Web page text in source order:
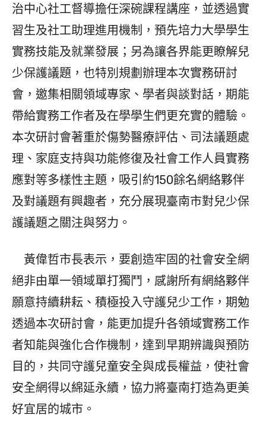
治中心社工督導擔任深碗課程講座，並透過實
習生及社工助理進用機制，預先培力大學學生
實務技能及就業發展；另為讓各界能更瞭解兒
少保護議題，也特別規劃辦理本次實務研討
會，邀集相關領域專家、學者與談對話，期能
帶給實務工作者及在學學生們更充實的體驗。
本次研討會著重於傷勢醫療評估、司法議題處
理、家庭支持與功能修復及社會工作人員實務
應對等多樣性主題，吸引約150餘名網絡夥伴
及對議題有興趣者，充分展現臺南市對兒少保
護議題之關注與努力。
黃偉哲市長表示，要創造牢固的社會安全網
絕非由單一領域單打獨鬥，感謝所有網絡夥伴
願意持續耕耘、積極投入守護兒少工作，期勉
透過本次研討會，能更加提升各領域實務工作
者知能與強化合作機制，達到早期辨識與預防
目的，共同守護兒童安全與成長權益，使社會
安全網得以綿延永續，協力將臺南打造為更美
好宜居的城市。